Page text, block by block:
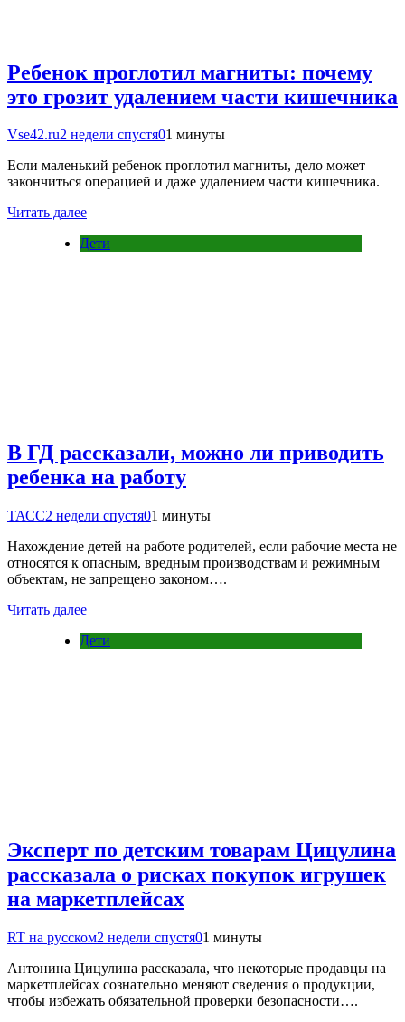
Ребенок проглотил магниты: почему
это грозит удалением части кишечника
Vse42.ru2 недели спустя01 минуты
Если маленький ребенок проглотил магниты, дело может
закончиться операцией и даже удалением части кишечника.
Читать далее
Дети
В ГД рассказали, можно ли приводить
ребенка на работу
ТАСС2 недели спустя01 минуты
Нахождение детей на работе родителей, если рабочие места не
относятся к опасным, вредным производствам и режимным
объектам, не запрещено законом….
Читать далее
Дети
Эксперт по детским товарам Цицулина
рассказала о рисках покупок игрушек
на маркетплейсах
RT на русском2 недели спустя01 минуты
Антонина Цицулина рассказала, что некоторые продавцы на
маркетплейсах сознательно меняют сведения о продукции,
чтобы избежать обязательной проверки безопасности….